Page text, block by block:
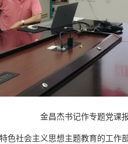
金昌杰书记作专题党课
社会主义思想主题教育的工作